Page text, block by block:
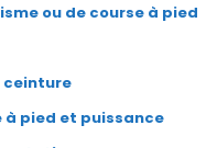
ou de course à pied
ceinture
à pied et puissance